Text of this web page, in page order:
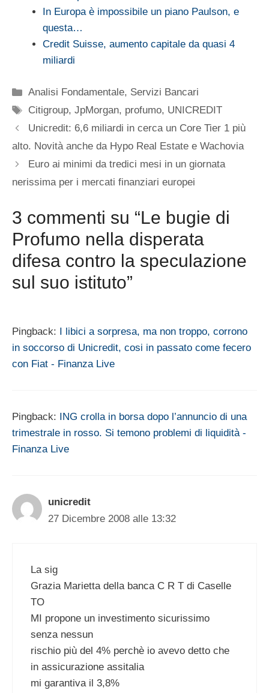
In Europa è impossibile un piano Paulson, e
questa…
Credit Suisse, aumento capitale da quasi 4
miliardi
Categorie
Analisi Fondamentale, Servizi Bancari
Tag
Citigroup,JpMorgan, profumo, UNICREDIT
Unicredit: 6,6 miliardi in cerca un Core Tier 1 più
alto. Novità anche da Hypo Real Estate e Wachovia
Euro ai minimi da tredici mesi in un giornata
nerissima per i mercati finanziari europei
3 commenti su “Le bugie di
Profumo nella disperata
difesa contro la speculazione
sul suo istituto”
Pingback: I libici a sorpresa, ma non troppo, corrono
in soccorso di Unicredit, cosi in passato come fecero
con Fiat - Finanza Live
Pingback: ING crolla in borsa dopo l’annuncio di una
trimestrale in rosso. Si temono problemi di liquidità -
Finanza Live
unicredit
27 Dicembre 2008 alle 13:32
La sig
Grazia Marietta della banca C R T di Caselle
TO
MI propone un investimento sicurissimo
senza nessun
rischio più del 4% perchè io avevo detto che
in assicurazione assitalia
mi garantiva il 3,8%